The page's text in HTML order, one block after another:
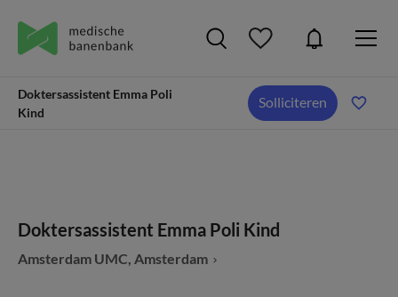
Doktersassistent Emma Poli
Kind
Solliciteren
Doktersassistent Emma Poli Kind
Amsterdam UMC, Amsterdam